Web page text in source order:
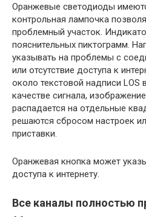
Оранжевые светодиоды
контрольная лампочка
проблемный участок.
пояснительных пиктограмм.
указывать на проблемы с
или отсутствие доступа к
около текстовой надписи LOS
качестве сигнала,
распадается на отдельные
решаются сбросом настроек
приставки.
Оранжевая кнопка может
доступа к интернету.
Все каналы полностью